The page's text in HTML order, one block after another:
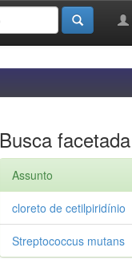
Busca facetada
Assunto
cloreto de cetilpiridínio
Streptococcus mutans